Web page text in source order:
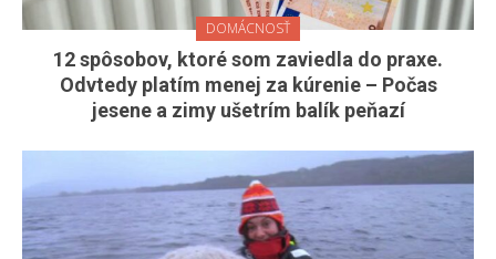
DOMÁCNOSŤ
12 spôsobov, ktoré som zaviedla do praxe.
Odvtedy platím menej za kúrenie – Počas
jesene a zimy ušetrím balík peňazí